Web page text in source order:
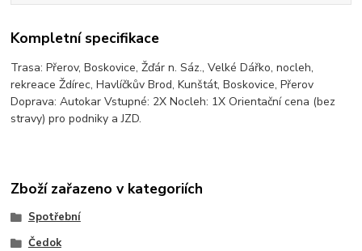
Kompletní specifikace
Trasa: Přerov, Boskovice, Žďár n. Sáz., Velké Dářko, nocleh,
rekreace Ždírec, Havlíčkův Brod, Kunštát, Boskovice, Přerov
Doprava: Autokar Vstupné: 2X Nocleh: 1X Orientační cena (bez
stravy) pro podniky a JZD.
Zboží zařazeno v kategoriích
Spotřební
Čedok